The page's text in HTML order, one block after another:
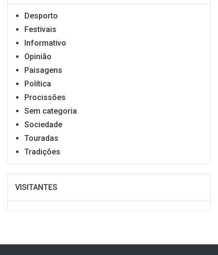
Desporto
Festivais
Informativo
Opinião
Paisagens
Política
Procissões
Sem categoria
Sociedade
Touradas
Tradições
VISITANTES